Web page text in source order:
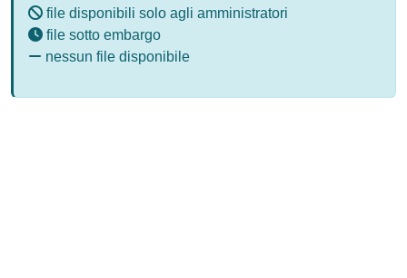
file disponibili solo agli amministratori
file sotto embargo
nessun file disponibile